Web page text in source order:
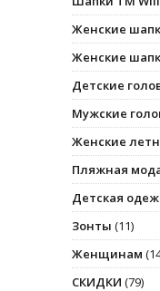
Женские
Женские
Детские
Мужские
Женские
Пляжная
Детская
Зонты (11)
Женщинам
СКИДКИ (79)